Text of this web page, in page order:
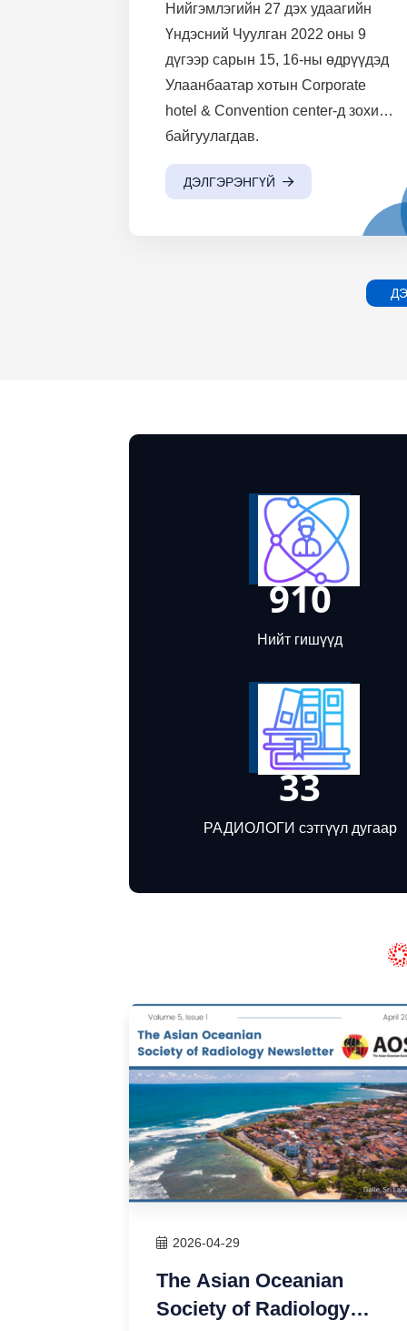
Нийгэмлэгийн 27 дэх удаагийн
Үндэсний Чуулган 2022 оны 9
дүгээр сарын 15, 16-ны өдрүүдэд
Улаанбаатар хотын Corporate
hotel & Convention center-д зохион
байгуулагдав.
ДЭЛГЭРЭНГҮЙ
910
Нийт гишүүд
33
РАДИОЛОГИ сэтгүүл дугаар
2026-04-29
The Asian Oceanian
Society of Radiology